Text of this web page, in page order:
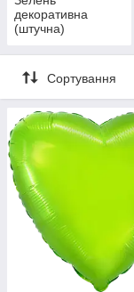
декоративна
(штучна)
Сортування